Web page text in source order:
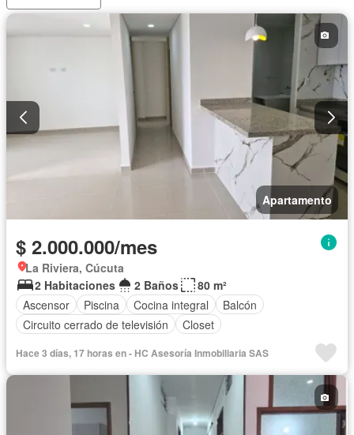
Apartamento
$ 2.000.000/mes
La Riviera, Cúcuta
2 Habitaciones
2 Baños
80 m²
Ascensor
Piscina Cocina integral
Balcón
Circuito cerrado de televisión
Closet
Hace 3 días, 17 horas en - HC Asesoría Inmobiliaria SAS